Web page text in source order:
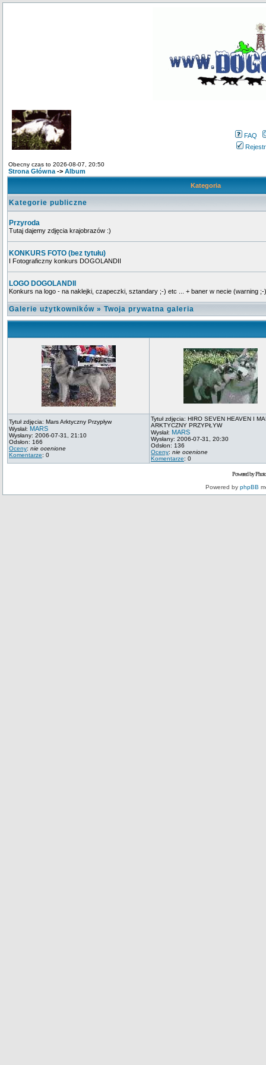
FAQ
Obecny czas to 2026-08-07, 20:50
Strona Główna -> Album
Kategoria
Kategorie publiczne
Przyroda
Tutaj dajemy zdjęcia krajobrazów :)
KONKURS FOTO (bez tytułu)
I Fotograficzny konkurs DOGOLANDII
LOGO DOGOLANDII
Konkurs na logo - na naklejki, czapeczki, sztandary ;-) etc ... + baner w necie (warning
Galerie użytkowników » Twoja prywatna galeria
Tytuł zdjęcia: Mars Arktyczny Przypływ
Wysłał: MARS
Wysłany: 2006-07-31, 21:10
Odsłon: 166
Oceny: nie ocenione
Komentarze: 0
Tytuł zdjęcia: HIRO SEVEN HEAVEN I
ARKTYCZNY PRZYPŁYW
Wysłał: MARS
Wysłany: 2006-07-31, 20:30
Odsłon: 136
Oceny: nie ocenione
Komentarze: 0
Powered by
Powered by phpBB